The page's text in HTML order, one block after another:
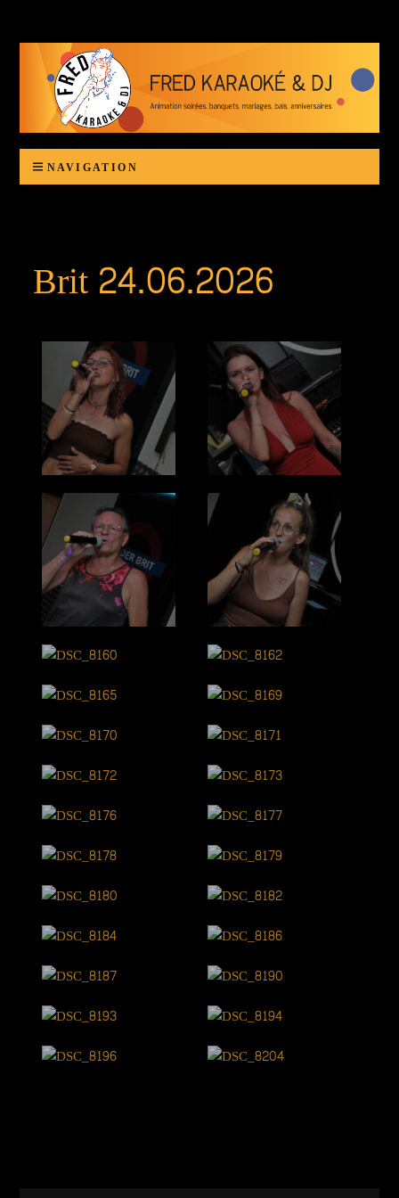
Karaoké Fred
Animation d'anniversaires, banquets, bals, mariages ou autres organisations festives
NAVIGATION
Brit 24.06.2026